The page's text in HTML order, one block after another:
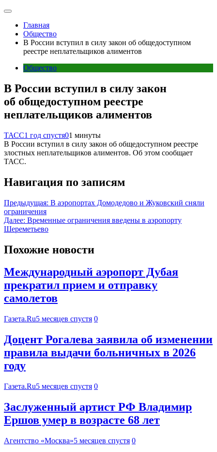
Главная
Общество
В России вступил в силу закон об общедоступном
реестре неплательщиков алиментов
Общество
В России вступил в силу закон
об общедоступном реестре
неплательщиков алиментов
ТАСС1 год спустя01 минуты
В России вступил в силу закон об общедоступном реестре
злостных неплательщиков алиментов. Об этом сообщает
ТАСС.
Навигация по записям
Предыдущая: В аэропортах Домодедово и Жуковский сняли
ограничения
Далее: Временные ограничения введены в аэропорту
Шереметьево
Похожие новости
Международный аэропорт Дубая
прекратил прием и отправку
самолетов
Газета.Ru5 месяцев спустя 0
Доцент Рогалева заявила об изменении
правила выдачи больничных в 2026
году
Газета.Ru5 месяцев спустя 0
Заслуженный артист РФ Владимир
Ершов умер в возрасте 68 лет
Агентство «Москва»5 месяцев спустя 0